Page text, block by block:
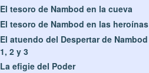
El tesoro de Nambod en la cueva
El tesoro de Nambod en las heroínas
El atuendo del Despertar de Nambod
1, 2 y 3
La efigie del Poder